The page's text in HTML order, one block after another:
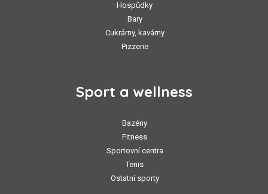
Hospůdky
Bary
Cukrárny, kavárny
Pizzerie
Sport a wellness
Bazény
Fitness
Sportovní centra
Tenis
Ostatní sporty